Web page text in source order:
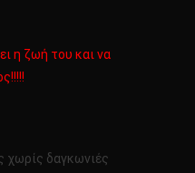
η ζωή του και να
χωρίς δαγκωνιές